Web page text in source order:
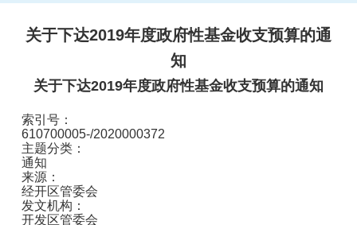
关于下达2019年度政府性基金收支预算的通
知
关于下达2019年度政府性基金收支预算的通知
索引号：
610700005-/2020000372
主题分类：
通知
来源：
经开区管委会
发文机构：
开发区管委会